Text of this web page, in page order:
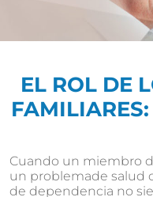
EL ROL DE
Cuando un miembro
un problemade salud
de dependencia no